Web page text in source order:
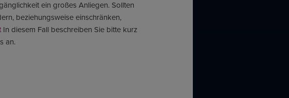
ein großes Anliegen. Sollten
beziehungsweise einschränken,
In diesem Fall beschreiben Sie bitte kurz
an.